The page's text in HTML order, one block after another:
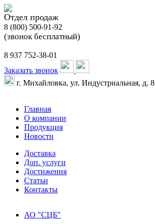
Отдел продаж
8 (800) 500-91-92
(звонок бесплатный)
8 937 752-38-01
Заказать звонок
г. Михайловка, ул. Индустриальная, д. 8
Главная
О компании
Продукция
Новости
Доставка
Доп. услуги
Достижения
Статьи
Контакты
АО "СЦБ"